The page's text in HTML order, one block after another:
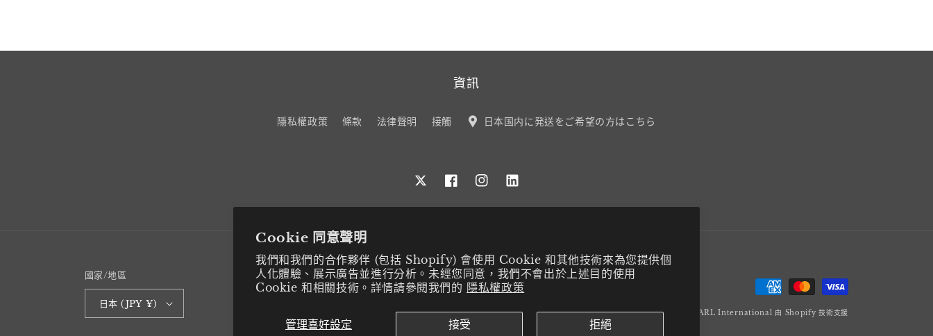
Cookie 同意聲明
我們和我們的合作夥伴 (包括 Shopify) 會使用 Cookie 和其他技術來為您提供個
人化體驗、展示廣告並進行分析。未經您同意，我們不會出於上述目的使用
Cookie 和相關技術。詳情請參閱我們的 隱私權政策
管理喜好設定 接受 拒絕
資訊
隱私權政策 條款 法律聲明 接觸 日本国内に発送をご希望の方はこちら
TwitterFacebookInstagramLinkedIn
國家/地區
日本 (JPY ¥)
© 2026, MARLMARL International 由 Shopify 技術支援